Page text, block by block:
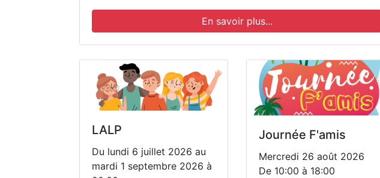
En savoir plus...
LALP
Du lundi 6 juillet 2026 au
mardi 1 septembre 2026 à
Journée F'amis
Mercredi 26 août 2026
De 10:00 à 18:00